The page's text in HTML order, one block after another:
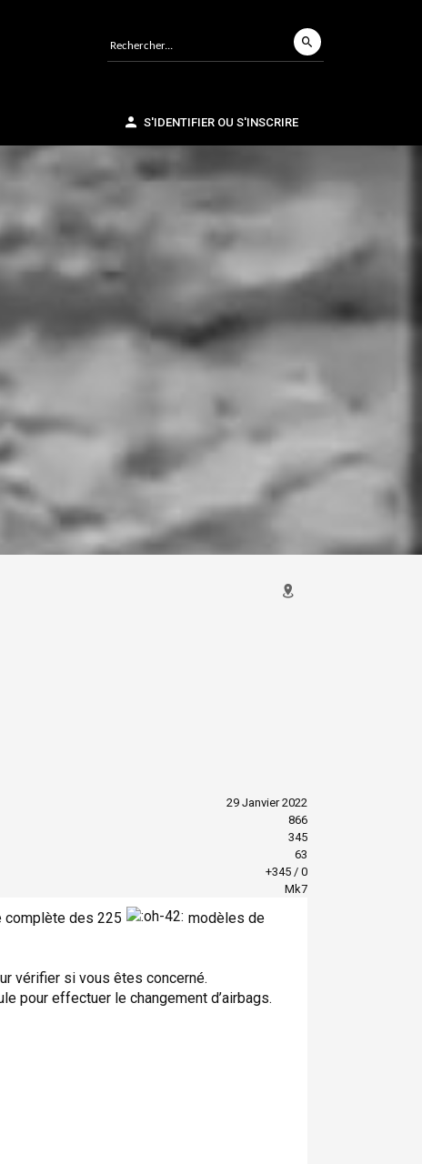
29 Janvier 2022
866
345
63
+345 /0
Mk7
complète des 225
modèles de
vérifier si vous êtes concerné.
pour effectuer le changement d’airbags.
S'IDENTIFIER OU S'INSCRIRE